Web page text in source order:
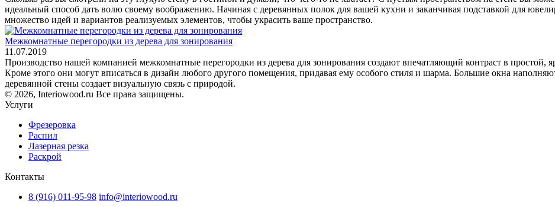
идеальный способ дать волю своему воображению. Начиная с деревянных полок для вашей кухни и заканчивая подставкой для
множество идей и вариантов реализуемых элементов, чтобы украсить ваше пространство.
Межкомнатные перегородки из дерева для зонирования
11.07.2019
Производство нашей компанией межкомнатные перегородки из дерева для зонирования создают впечатляющий контраст в простой,
Кроме этого они могут вписаться в дизайн любого другого помещения, придавая ему особого стиля и шарма. Большие окна
деревянной стены создает визуальную связь с природой.
© 2026, Interiowood.ru Все права защищены.
Услуги
Фрезеровка
Распил
Лазерная резка
Раскрой
Контакты
8 (916) 011-95-98 info@interiowood.ru